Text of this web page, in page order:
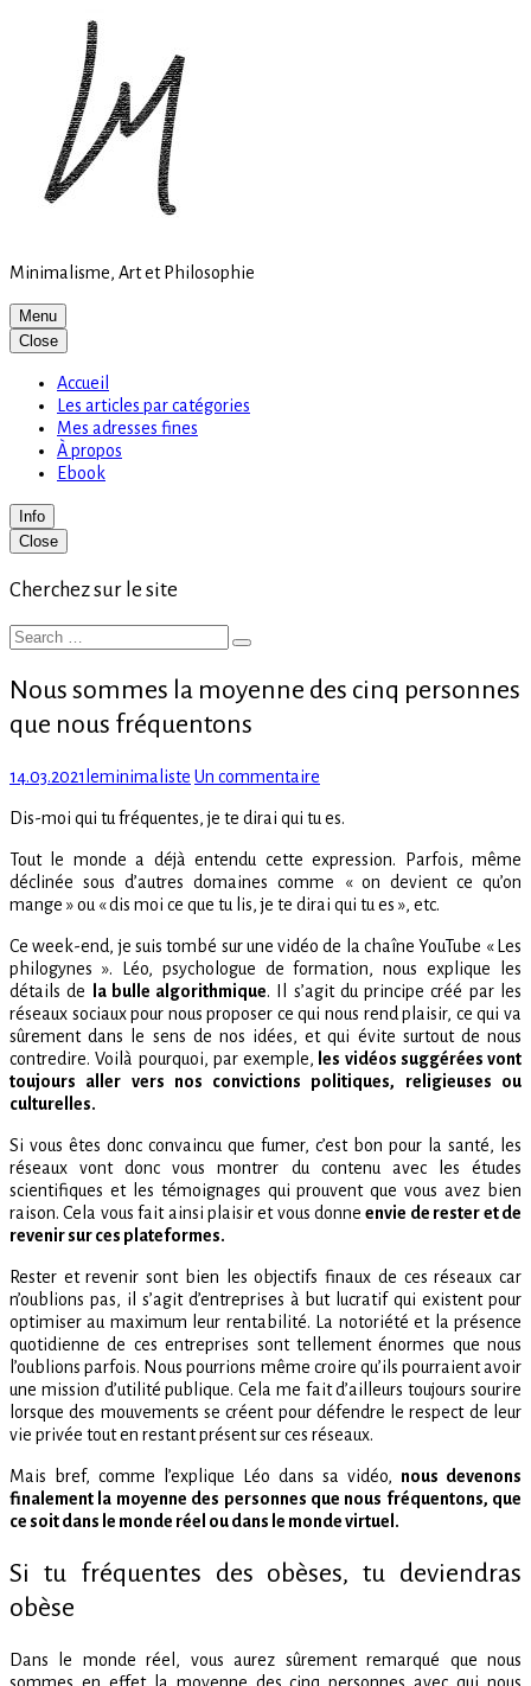
Minimalisme, Art et Philosophie
Menu
Close
Accueil
Les articles par catégories
Mes adresses fines
À propos
Ebook
Info
Primary
Sidebar
Close
Cherchez sur le site
Search
Search
Nous sommes la moyenne des cinq personnes
que nous fréquentons
Posted
14.03.2021 Author
leminimaliste Un commentaire
sommes
moyenne
des
cinq
personnes
que
nous
fréquentons
Dis-moi qui tu fréquentes, je te dirai qui tu es.
Tout le monde a déjà entendu cette expression. Parfois, même
déclinée sous d’autres domaines comme « on devient ce qu’on
mange » ou « dis moi ce que tu lis, je te dirai qui tu es », etc.
Ce week-end, je suis tombé sur une vidéo de la chaîne YouTube « Les
philogynes ». Léo, psychologue de formation, nous explique les
détails de
la bulle algorithmique. Il s’agit du principe créé par les
réseaux sociaux pour nous proposer ce qui nous rend plaisir, ce qui va
sûrement dans le sens de nos idées, et qui évite surtout de nous
contredire. Voilà pourquoi, par exemple, les vidéos suggérées vont
toujours aller vers nos convictions politiques, religieuses ou
culturelles.
Si vous êtes donc convaincu que fumer, c’est bon pour la santé, les
réseaux vont donc vous montrer du contenu avec les études
scientifiques et les témoignages qui prouvent que vous avez bien
raison. Cela vous fait ainsi plaisir et vous donneenvie de rester et de
revenir sur ces plateformes.
Rester et revenir sont bien les objectifs finaux de ces réseaux car
n’oublions pas, il s’agit d’entreprises à but lucratif qui existent pour
optimiser au maximum leur rentabilité. La notoriété et la présence
quotidienne de ces entreprises sont tellement énormes que nous
l’oublions parfois. Nous pourrions même croire qu’ils pourraient avoir
une mission d’utilité publique. Cela me fait d’ailleurs toujours sourire
lorsque des mouvements se créent pour défendre le respect de leur
vie privée tout en restant présent sur ces réseaux.
Mais bref, comme l’explique Léo dans sa vidéo, nous devenons
finalement la moyenne des personnes que nous fréquentons, que
ce soit dans le monde réel ou dans le monde virtuel.
Si tu fréquentes des obèses, tu deviendras
obèse
Dans le monde réel, vous aurez sûrement remarqué que nous